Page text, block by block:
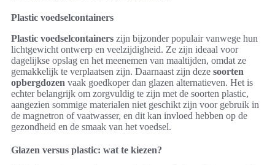
Plastic voedselcontainers
Plastic voedselcontainers zijn bijzonder populair vanwege hun
lichtgewicht ontwerp en veelzijdigheid. Ze zijn ideaal voor
dagelijkse opslag en het meenemen van maaltijden, omdat ze
gemakkelijk te verplaatsen zijn. Daarnaast zijn deze soorten
opbergdozen vaak goedkoper dan glazen alternatieven. Het is
echter belangrijk om zorgvuldig te zijn met de soorten plastic,
aangezien sommige materialen niet geschikt zijn voor gebruik in
de magnetron of vaatwasser, en dit kan invloed hebben op de
gezondheid en de smaak van het voedsel.
Glazen versus plastic: wat te kiezen?